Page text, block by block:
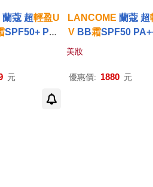
蘭蔻 超輕盈U
SPF50+ PA+
色可選-百貨
元
LANCOME 蘭蔻 超
VBB霜SPF50
0ml)-百貨公司貨-兩
美妝
優惠價: 1880 元